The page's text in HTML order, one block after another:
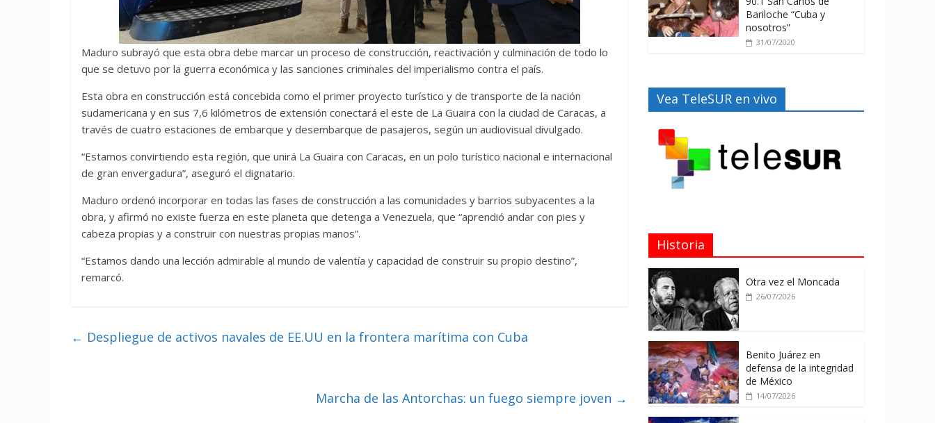
Maduro subrayó que esta obra debe marcar un proceso de construcción, reactivación y culminación de todo lo
que se detuvo por la guerra económica y las sanciones criminales del imperialismo contra el país.
Esta obra en construcción está concebida como el primer proyecto turístico y de transporte de la nación
sudamericana y en sus 7,6 kilómetros de extensión conectará el este de La Guaira con la ciudad de Caracas, a
través de cuatro estaciones de embarque y desembarque de pasajeros, según un audiovisual divulgado.
“Estamos convirtiendo esta región, que unirá La Guaira con Caracas, en un polo turístico nacional e internacional
de gran envergadura”, aseguró el dignatario.
Maduro ordenó incorporar en todas las fases de construcción a las comunidades y barrios subyacentes a la
obra, y afirmó no existe fuerza en este planeta que detenga a Venezuela, que “aprendió andar con pies y
cabeza propias y a construir con nuestras propias manos”.
“Estamos dando una lección admirable al mundo de valentía y capacidad de construir su propio destino”,
remarcó.
← Despliegue de activos navales de EE.UU en la frontera marítima con Cuba
Marcha de las Antorchas: un fuego siempre joven →
Bariloche “Cuba y
nosotros”
31/07/2020
Vea TeleSUR en vivo
Historia
Otra vez el Moncada
26/07/2026
Benito Juárez en
defensa de la integridad
de México
14/07/2026